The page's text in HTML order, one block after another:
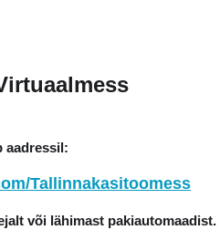
aadressil:
Tallinnakasitoomess
või lähimast pakiautomaadist.